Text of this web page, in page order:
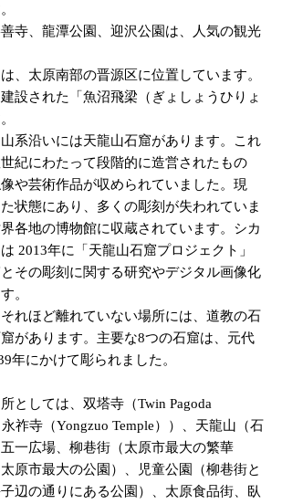
寺、龍潭公園、迎沢公園は、人気の観光
、太原南部の晋源区に位置しています。
設された「魚沼飛梁（ぎょしょうひりょ
系沿いには天龍山石窟があります。これ
紀にわたって段階的に造営されたもの
や芸術作品が収められていました。現
状態にあり、多くの彫刻が失われていま
各地の博物館に収蔵されています。シカ
2013年に「天龍山石窟プロジェクト」
その彫刻に関する研究やデジタル画像化
。
れほど離れていない場所には、道教の石
があります。主要な8つの石窟は、元代
年にかけて彫られました。
としては、双塔寺（Twin Pagoda
祚寺（Yongzuo Temple））、天龍山（石
一広場、柳巷街（太原市最大の繁華
原市最大の公園）、児童公園（柳巷街と
辺の通りにある公園）、太原食品街、臥